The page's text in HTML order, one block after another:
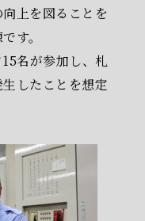
上を図ることを
す。
名が参加し、札
したことを想定